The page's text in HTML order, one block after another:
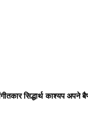
सिद्धार्थ काश्यप अपने